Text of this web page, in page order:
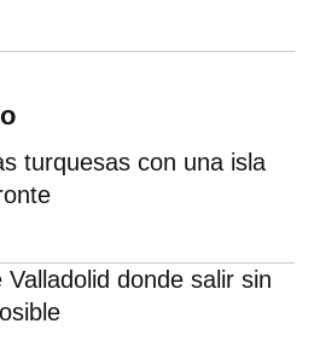
turquesas con una isla
donde salir sin